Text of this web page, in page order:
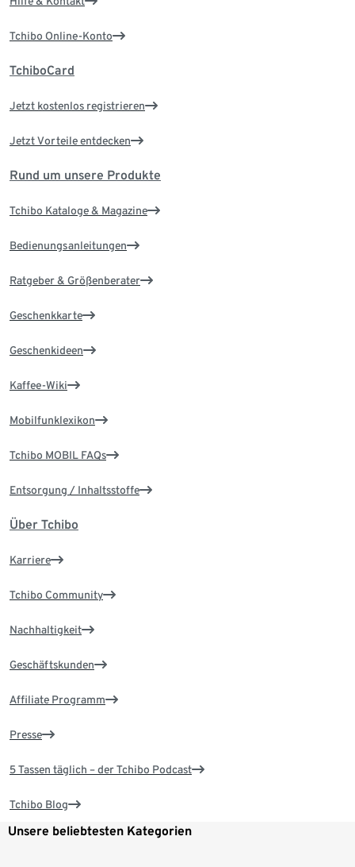
Tchibo Online-Konto
TchiboCard
Jetzt kostenlos registrieren
Jetzt Vorteile entdecken
Rund um unsere Produkte
Tchibo Kataloge & Magazine
Bedienungsanleitungen
Ratgeber & Größenberater
Geschenkkarte
Geschenkideen
Kaffee-Wiki
Mobilfunklexikon
Tchibo MOBIL FAQs
Entsorgung / Inhaltsstoffe
Über Tchibo
Karriere
Tchibo Community
Nachhaltigkeit
Geschäftskunden
Affiliate Programm
Presse
5 Tassen täglich – der Tchibo Podcast
Tchibo Blog
Unsere beliebtesten Kategorien